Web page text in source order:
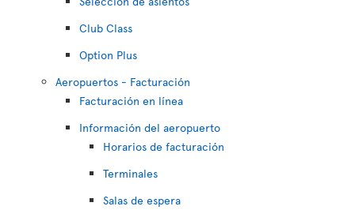
Club Class
Option Plus
Aeropuertos - Facturación
Facturación en línea
Información del aeropuerto
Horarios de facturación
Terminales
Salas de espera